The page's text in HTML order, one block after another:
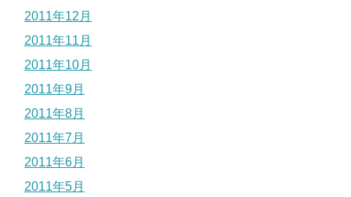
2011年12月
2011年11月
2011年10月
2011年9月
2011年8月
2011年7月
2011年6月
2011年5月